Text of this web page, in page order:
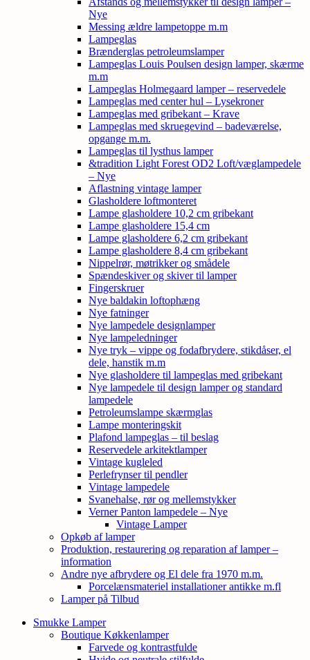
Nye
Messing ældre lampetoppe m.m
Lampeglas
Brænderglas petroleumslamper
Lampeglas Louis Poulsen design lamper, skærme
m.m
Lampeglas Holmegaard lamper – reservedele
Lampeglas med center hul – Lysekroner
Lampeglas med gribekant – Krave
Lampeglas med skruegevind – badeværelse,
opgange m.m.
Lampeglas til lysthus lamper
&tradition Light Forest OD2 Loft/væglampedele
– Nye
Aflastning vintage lamper
Glasholdere loftmonteret
Lampe glasholdere 10,2 cm gribekant
Lampe glasholdere 15,4 cm
Lampe glasholdere 6,2 cm gribekant
Lampe glasholdere 8,4 cm gribekant
Nippelrør, møtrikker og smådele
Spændeskiver og skiver til lamper
Fingerskruer
Nye baldakin loftophæng
Nye fatninger
Nye lampedele designlamper
Nye lampeledninger
Nye tryk – vippe og fodafbrydere, stikdåser, el
dele, hanstik m.m
Nye glasholdere til lampeglas med gribekant
Nye lampedele til design lamper og standard
lampedele
Petroleumslampe skærmglas
Lampe monteringskit
Plafond lampeglas – til beslag
Reservedele arkitektlamper
Vintage kugleled
Perlefrynser til pendler
Vintage lampedele
Svanehalse, rør og mellemstykker
Verner Panton lampedele – Nye
Vintage Lamper
Opkøb af lamper
Produktion, restaurering og reparation af lamper –
information
Andre nye afbrydere og El dele fra 1970 m.m.
Porcelænsmateriel installationer antikke m.fl
Lamper på Tilbud
Smukke Lamper
Boutique Køkkenlamper
Farvede og kontrastfulde